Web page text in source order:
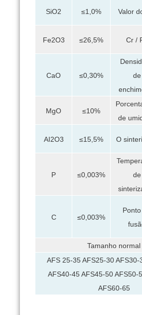
SiO2 ≤1,0% Valor
Fe2O3 ≤26,5% Cr /
CaO ≤0,30%
de
MgO ≤10%
de
AI2O3 ≤15,5% O
P ≤0,003%
de
C ≤0,003%
Tamanho normal
AFS 25-35 AFS25-30 AFS30-
AFS40-45 AFS45-50 AFS50-
AFS60-65